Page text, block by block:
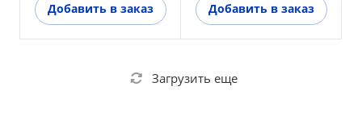
Добавить в заказ Добавить в заказ
Загрузить еще